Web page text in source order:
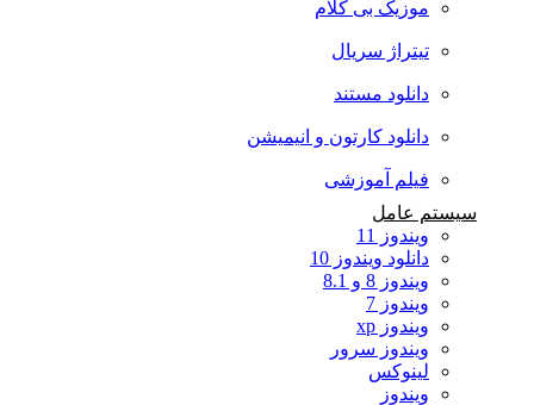
موزیک بی کلام
تیتراژ سریال
دانلود مستند
دانلود کارتون و انیمیشن
فیلم آموزشی
سیستم عامل
ویندوز 11
دانلود ویندوز 10
ویندوز 8 و 8.1
ویندوز 7
ویندوز xp
ویندوز سرور
لینوکس
ویندوز